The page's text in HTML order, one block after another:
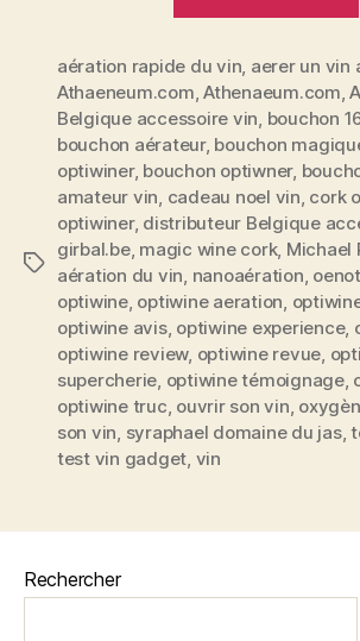
Étiquettes
aération rapide du vin, aerer un vin
Athaeneum.com,Athenaeum.com,
Belgique accessoire vin, bouchon
bouchon aérateur, bouchon
optiwiner, bouchon optiwner,
amateur vin, cadeau noel vin, cork
optiwiner, distributeur Belgique
girbal.be, magic wine cork, Michael
aération du vin, nanoaération,
optiwine, optiwine aeration,
optiwine avis, optiwine experience,
optiwine review, optiwine revue,
supercherie, optiwine témoignage,
optiwine truc, ouvrir son vin,
son vin, syraphael domaine du jas,
test vin gadget, vin
Rechercher